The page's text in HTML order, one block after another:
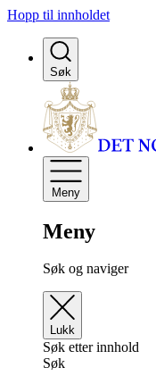
Hopp til innholdet
Søk
Meny
Meny
Søk og naviger
Lukk
Søk etter innhold
Søk